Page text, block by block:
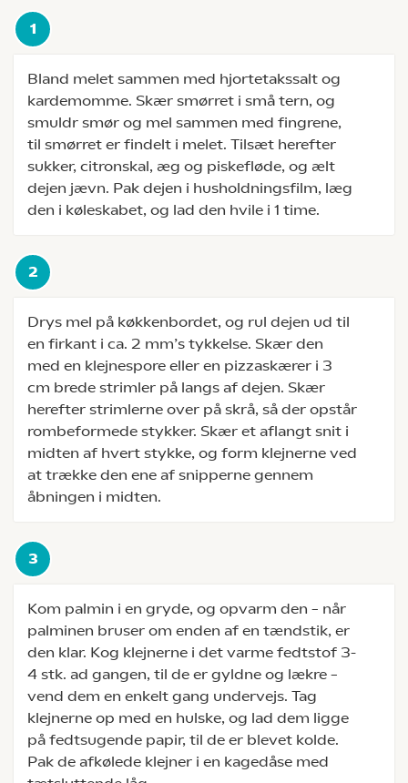
Bland melet sammen med hjortetakssalt og
kardemomme. Skær smørret i små tern, og
smuldr smør og mel sammen med fingrene,
til smørret er findelt i melet. Tilsæt herefter
sukker, citronskal, æg og piskefløde, og ælt
dejen jævn. Pak dejen i husholdningsfilm, læg
den i køleskabet, og lad den hvile i 1 time.
Drys mel på køkkenbordet, og rul dejen ud til
en firkant i ca. 2 mm’s tykkelse. Skær den
med en klejnespore eller en pizzaskærer i 3
cm brede strimler på langs af dejen. Skær
herefter strimlerne over på skrå, så der opstår
rombeformede stykker. Skær et aflangt snit i
midten af hvert stykke, og form klejnerne ved
at trække den ene af snipperne gennem
åbningen i midten.
Kom palmin i en gryde, og opvarm den – når
palminen bruser om enden af en tændstik, er
den klar. Kog klejnerne i det varme fedtstof 3-
4 stk. ad gangen, til de er gyldne og lækre –
vend dem en enkelt gang undervejs. Tag
klejnerne op med en hulske, og lad dem ligge
på fedtsugende papir, til de er blevet kolde.
Pak de afkølede klejner i en kagedåse med